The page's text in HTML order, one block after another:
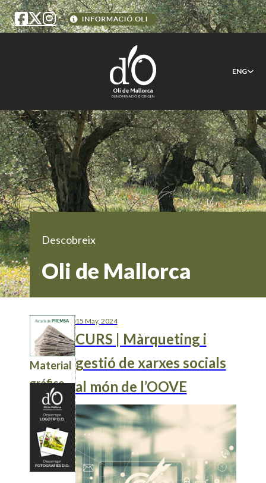
ENG
Descobreix
Oli de Mallorca
Material
gráfico
15 May, 2024
CURS | Màrqueting i
gestió de xarxes socials
al món de l’OOVE